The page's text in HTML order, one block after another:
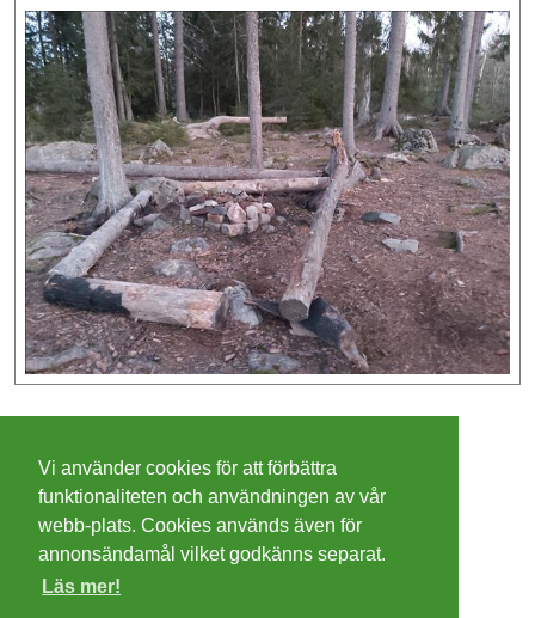
Cookies
Integritetspolicy
Villkor
Vi använder cookies för att förbättra
funktionaliteten och användningen av vår
webb-plats. Cookies används även för
annonsändamål vilket godkänns separat.
Läs mer!